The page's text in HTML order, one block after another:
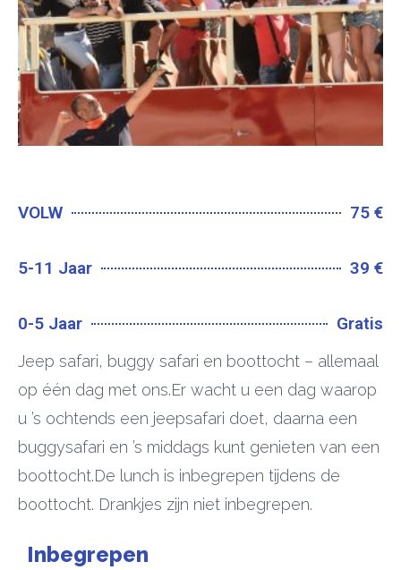
VOLW 75 €
5-11 Jaar 39 €
0-5 Jaar Gratis
Jeep safari, buggy safari en boottocht – allemaal
op één dag met ons.Er wacht u een dag waarop
u ’s ochtends een jeepsafari doet, daarna een
buggysafari en ’s middags kunt genieten van een
boottocht.De lunch is inbegrepen tijdens de
boottocht. Drankjes zijn niet inbegrepen.
Inbegrepen